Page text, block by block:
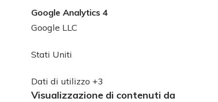
Google Analytics 4
Azienda:
Google LLC
Luogo
trattamento:
Stati Uniti
Dati
Personali
Dati di utilizzo +3
Visualizzazione di contenuti da